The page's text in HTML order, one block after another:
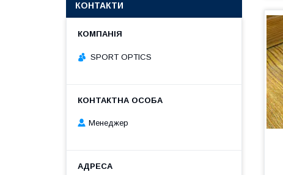
КОНТАКТИ
SPORT OPTICS
Менеджер